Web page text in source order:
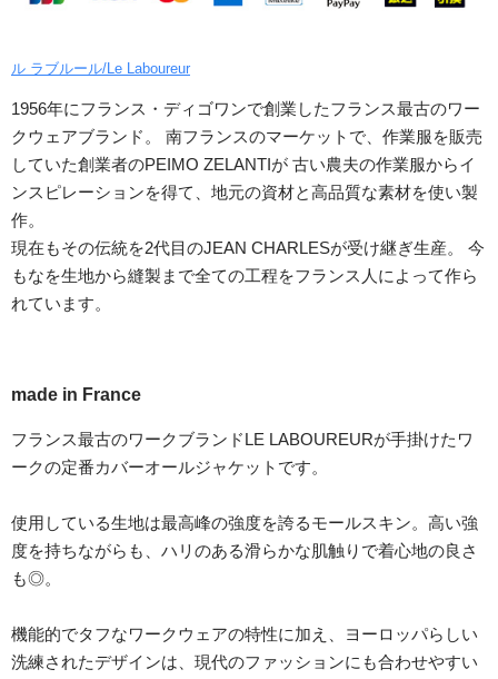
ル ラブルール/Le Laboureur
1956年にフランス・ディゴワンで創業したフランス最古のワー
クウェアブランド。 南フランスのマーケットで、作業服を販売
していた創業者のPEIMO ZELANTIが 古い農夫の作業服からイ
ンスピレーションを得て、地元の資材と高品質な素材を使い製
作。
現在もその伝統を2代目のJEAN CHARLESが受け継ぎ生産。 今
もなを生地から縫製まで全ての工程をフランス人によって作ら
れています。
made in France
フランス最古のワークブランドLE LABOUREURが手掛けたワ
ークの定番カバーオールジャケットです。
使用している生地は最高峰の強度を誇るモールスキン。高い強
度を持ちながらも、ハリのある滑らかな肌触りで着心地の良さ
も◎。
機能的でタフなワークウェアの特性に加え、ヨーロッパらしい
洗練されたデザインは、現代のファッションにも合わせやすい